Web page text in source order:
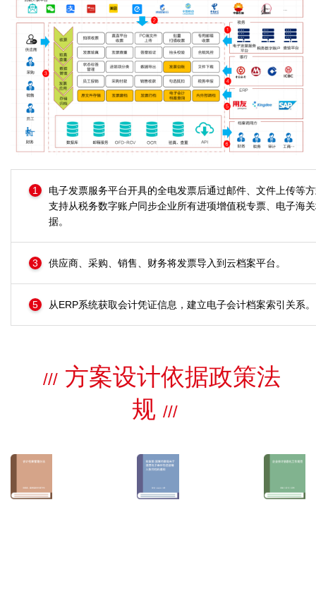
1
电子发票服务平台开具的全电发票后通过邮件、文件上传等
支持从税务数字账户同步企业所有进项增值税专票、电子海
据。
3 供应商、采购、销售、财务将发票导入到云档案平台。
5 从ERP系统获取会计凭证信息，建立电子会计档案索引关系。
/// 方案设计依据政策法
规 ///